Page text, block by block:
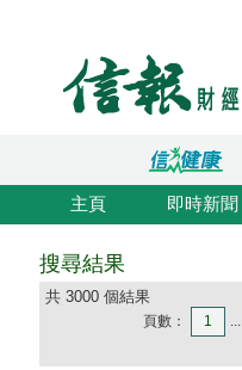
主頁 即時新聞
搜尋結果
共 3000 個結果
頁數： 1 ...